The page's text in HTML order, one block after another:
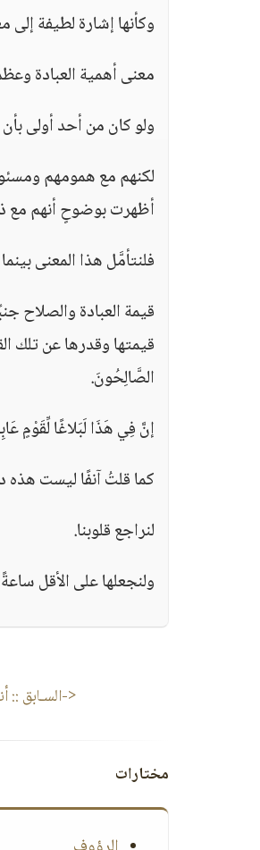
وكأنها إشارة لطيفة
معنى أهمية العبادة
ولو كان من أحد أولى
لكنهم مع همومهم
أظهرت بوضوحٍ أنهم مع
فلنتأمَّل هذا المعنى
قيمة العبادة والصلاح
قيمتها وقدرها عن تلك
الصَّالِحُونَ.
إنَّ فِي هَذَا لَبَلاغًا لِّقَوْمٍ
كما قلتُ آنفًا ليست هذه
لنراجع قلوبنا.
ولنجعلها على الأقل
<-السـابق ::
مختارات